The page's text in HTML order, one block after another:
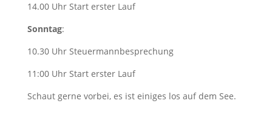
14.00 Uhr Start erster Lauf
Sonntag:
10.30 Uhr Steuermannbesprechung
11:00 Uhr Start erster Lauf
Schaut gerne vorbei, es ist einiges los auf dem See.